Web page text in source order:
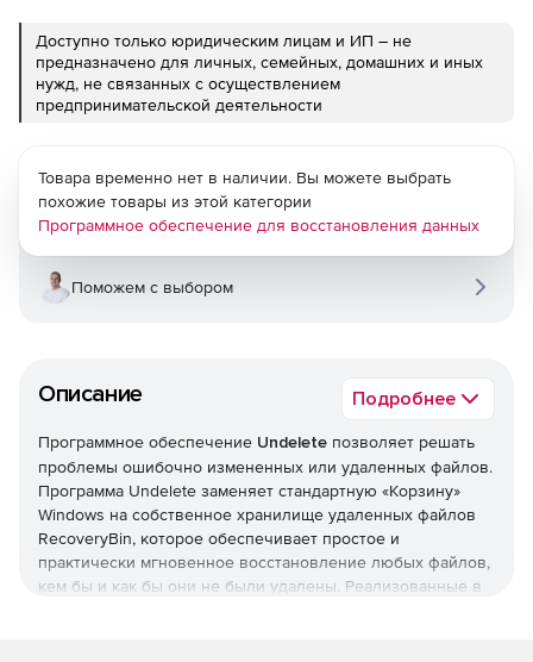
Доступно только юридическим лицам и ИП – не
предназначено для личных, семейных, домашних и иных
нужд, не связанных с осуществлением
предпринимательской деятельности
Описание Подробнее
Программное обеспечение Undelete позволяет решать
проблемы ошибочно измененных или удаленных файлов.
Программа Undelete заменяет стандартную «Корзину»
Windows на собственное хранилище удаленных файлов
RecoveryBin, которое обеспечивает простое и
практически мгновенное восстановление любых файлов,
кем бы и как бы они не были удалены. Реализованные в
Товара временно нет в наличии. Вы можете выбрать
похожие товары из этой категории
Программное обеспечение для восстановления данных
Поможем с выбором